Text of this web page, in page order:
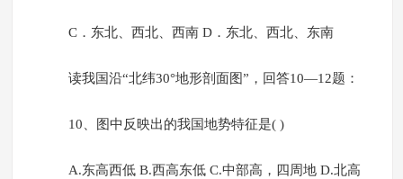
C．东北、西北、西南 D．东北、西北、东南
读我国沿“北纬30°地形剖面图”，回答10—12题：
10、图中反映出的我国地势特征是( )
A.东高西低 B.西高东低 C.中部高，四周地 D.北高